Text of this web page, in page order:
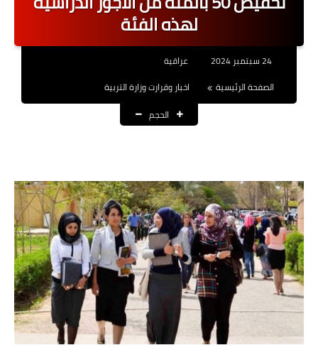
اخبار القطاع العام
العقود والاجور اليومية
القروض والسلف
المنح المالية
قطع الاراضي
اخبار العراق
الاخبار السياسية
لهذه الفئة
24 سبتمبر 2024
عراقية
الصفحة الرئيسية
اخبار وقرارت وزارة التربية
الحجم